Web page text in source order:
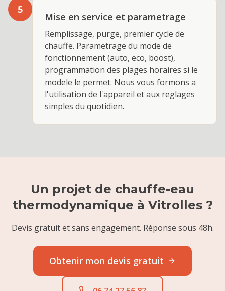
5
Mise en service et parametrage
Remplissage, purge, premier cycle de
chauffe. Parametrage du mode de
fonctionnement (auto, eco, boost),
programmation des plages horaires si le
modele le permet. Nous vous formons a
l'utilisation de l'appareil et aux reglages
simples du quotidien.
Un projet de chauffe-eau
thermodynamique à Vitrolles?
Devis gratuit et sans engagement. Réponse sous 48h.
Obtenir mon devis gratuit